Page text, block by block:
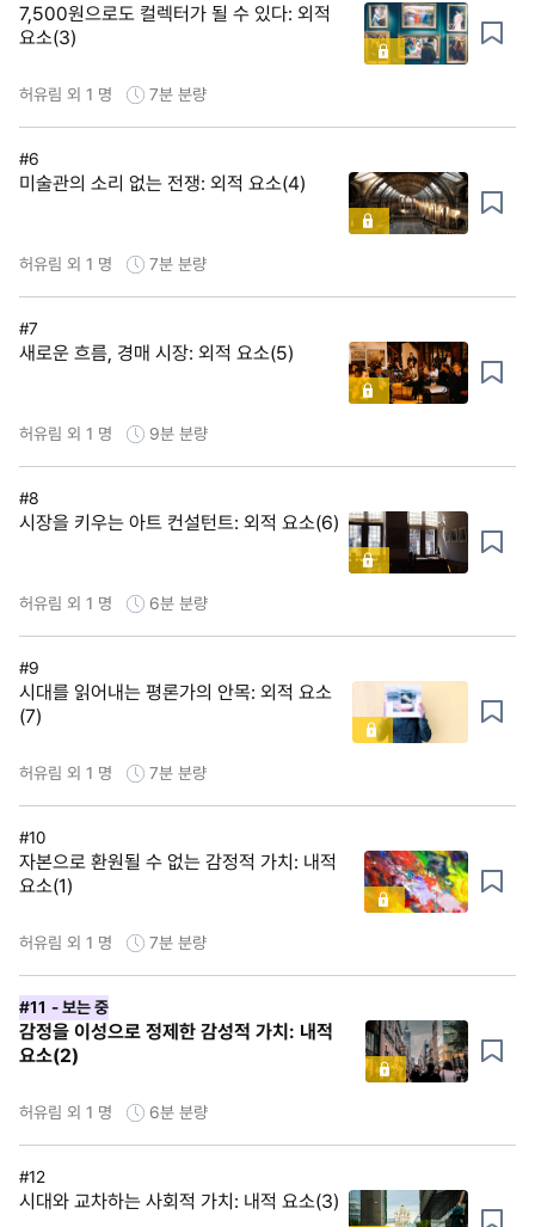
7,500원으로도 컬렉터가 될 수 있다: 외적
요소(3)
허유림 외 1 명 7분 분량
#6
미술관의 소리 없는 전쟁: 외적 요소(4)
허유림 외 1 명 7분 분량
#7
새로운 흐름, 경매 시장: 외적 요소(5)
허유림 외 1 명 9분 분량
#8
시장을 키우는 아트 컨설턴트: 외적 요소(6)
허유림 외 1 명 6분 분량
#9
시대를 읽어내는 평론가의 안목: 외적 요소
(7)
허유림 외 1 명 7분 분량
#10
자본으로 환원될 수 없는 감정적 가치: 내적
요소(1)
허유림 외 1 명 7분 분량
#11 - 보는 중
감정을 이성으로 정제한 감성적 가치: 내적
요소(2)
허유림 외 1 명 6분 분량
#12
시대와 교차하는 사회적 가치: 내적 요소(3)